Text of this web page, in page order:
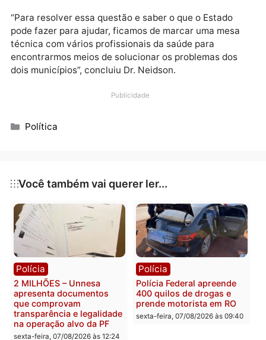
para o funcionamento da clínica de hemodiálise”,
anunciou o deputado.
Dr. Neidson ainda explicou ao secretário da Sesau os
problemas da área da saúde de Nova Mamoré. O
parlamentar informou que o município de Guajará-
obstetrícia vindos de Nova Mamoré, no Hospital Bom
pode fazer para ajudar, ficamos de marcar uma mesa
encontrarmos meios de solucionar os problemas dos
dois municípios”, concluiu Dr. Neidson.
Publicidade
Categorias
Política